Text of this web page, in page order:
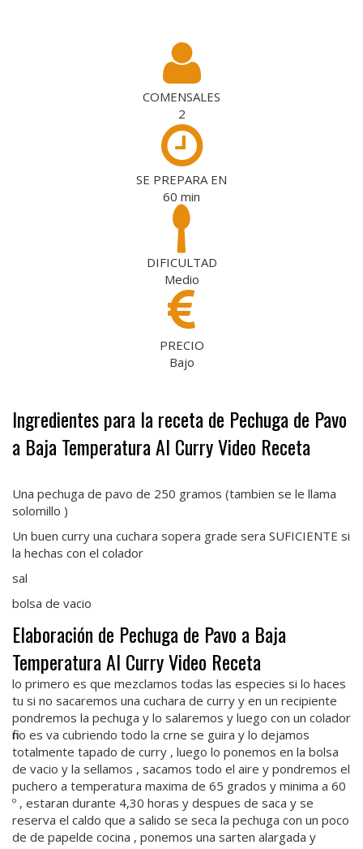
COMENSALES
2
SE PREPARA EN
60 min
DIFICULTAD
Medio
PRECIO
Bajo
Ingredientes para la receta de Pechuga de Pavo
a Baja Temperatura Al Curry Video Receta
Una pechuga de pavo de 250 gramos (tambien se le llama
solomillo )
Un buen curry una cuchara sopera grade sera SUFICIENTE si
la hechas con el colador
sal
bolsa de vacio
Elaboración de Pechuga de Pavo a Baja
Temperatura Al Curry Video Receta
lo primero es que mezclamos todas las especies si lo haces
tu si no sacaremos una cuchara de curry y en un recipiente
pondremos la pechuga y lo salaremos y luego con un colador
fino es va cubriendo todo la crne se guira y lo dejamos
totalmente tapado de curry , luego lo ponemos en la bolsa
de vacio y la sellamos , sacamos todo el aire y pondremos el
puchero a temperatura maxima de 65 grados y minima a 60
º , estaran durante 4,30 horas y despues de saca y se
reserva el caldo que a salido se seca la pechuga con un poco
de de papelde cocina , ponemos una sarten alargada y